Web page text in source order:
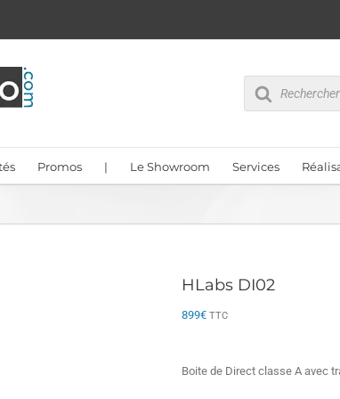
Recherche
produits
Promos | Le Showroom Services
HLabs DI02
899€ TTC
Boite de Direct classe A avec